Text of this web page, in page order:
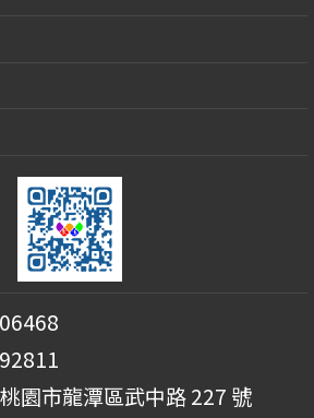
園市龍潭區武中路 227 號